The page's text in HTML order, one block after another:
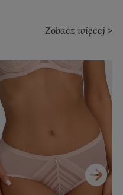
Zobacz więcej >
›